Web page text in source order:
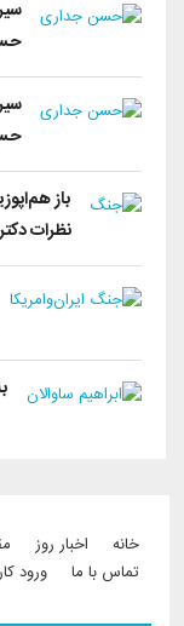
باز
نظرات
Footer menu
خانه اخبار روز
تماس با ما
ورود